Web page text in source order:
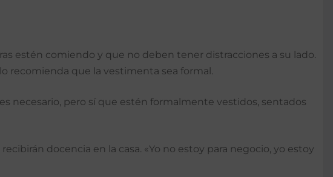
estén comiendo y que no deben tener distracciones a su lado.
recomienda que la vestimenta sea formal.
necesario, pero sí que estén formalmente vestidos, sentados
docencia en la casa. «Yo no estoy para negocio, yo estoy